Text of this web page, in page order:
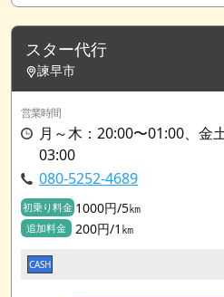
スター代行
諫早市
営業時間
月～木：20:00〜01:00、金
03:00
080-5252-4689
初乗り料金 1000円/5㎞
追加料金 200円/1㎞
CASH